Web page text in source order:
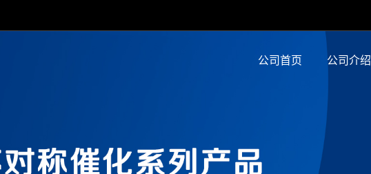
公司首页 公司介绍